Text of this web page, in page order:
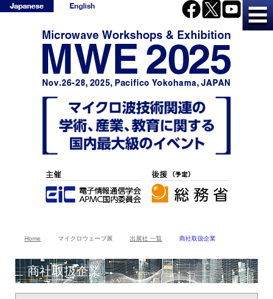
Home マイクロウェーブ展 出展社 一覧 商社取扱企業
商社取扱企業